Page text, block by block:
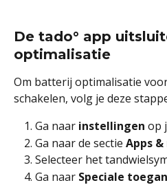
De tado° app
optimalisatie
Om batterij optimalisatie
schakelen, volg je deze
Ga naar instellingen op
Ga naar de sectie Apps
Selecteer het
Ga naar Speciale